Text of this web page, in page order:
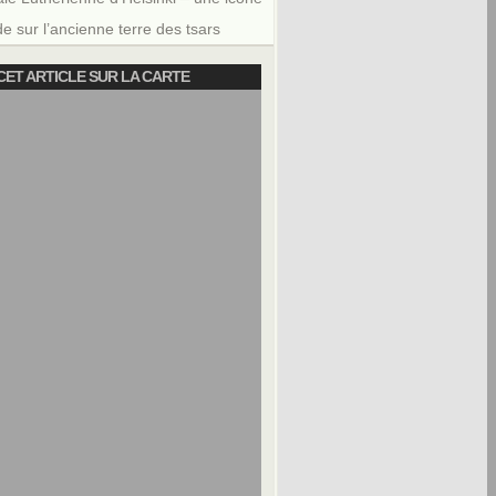
sur l’ancienne terre des tsars
ARTICLE SUR LA CARTE